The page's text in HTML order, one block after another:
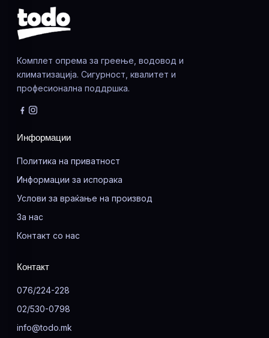
Комплет опрема за греење, водовод и
климатизација. Сигурност, квалитет и
професионална поддршка.
Информации
Политика на приватност
Информации за испорака
Услови за враќање на производ
За нас
Контакт со нас
Контакт
076/224-228
02/530-0798
info@todo.mk